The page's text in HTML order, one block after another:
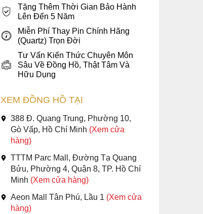
Tặng Thêm Thời Gian Bảo Hành
Lên Đến 5 Năm
Miễn Phí Thay Pin Chính Hãng
(Quartz) Trọn Đời
Tư Vấn Kiến Thức Chuyên Môn
Sâu Về Đồng Hồ, Thật Tâm Và
Hữu Dụng
XEM ĐỒNG HỒ TẠI
388 Đ. Quang Trung, Phường 10,
Gò Vấp, Hồ Chí Minh (Xem cửa
hàng)
TTTM Parc Mall, Đường Tạ Quang
Bửu, Phường 4, Quận 8, TP. Hồ Chí
Minh (Xem cửa hàng)
Aeon Mall Tân Phú, Lầu 1 (Xem cửa
hàng)